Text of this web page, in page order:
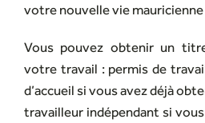
votre nouvelle vie
Vous pouvez obtenir un
votre travail : permis de
d’accueil si vous avez déjà
travailleur indépendant si